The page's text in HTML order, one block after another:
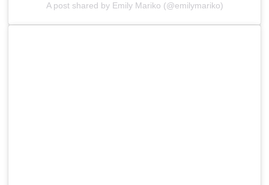
A post shared by Emily Mariko (@emilymariko)